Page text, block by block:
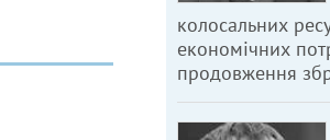
колосальних
економічних
продовження